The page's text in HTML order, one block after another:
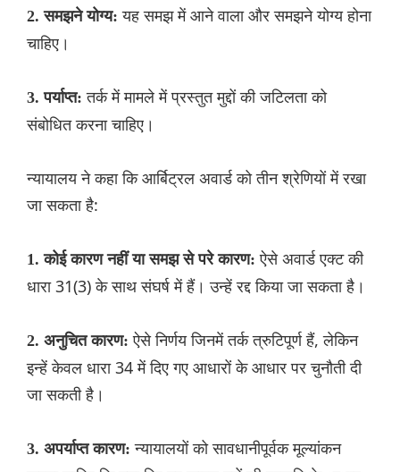
2. समझने योग्य: यह समझ में आने वाला और समझने योग्य होना
चाहिए।
3. पर्याप्त: तर्क में मामले में प्रस्तुत मुद्दों की जटिलता को
संबोधित करना चाहिए।
न्यायालय ने कहा कि आर्बिट्रल अवार्ड को तीन श्रेणियों में रखा
जा सकता है:
1. कोई कारण नहीं या समझ से परे कारण: ऐसे अवार्ड एक्ट की
धारा 31(3) के साथ संघर्ष में हैं। उन्हें रद्द किया जा सकता है।
2. अनुचित कारण:ऐसे निर्णय जिनमें तर्क त्रुटिपूर्ण हैं, लेकिन
इन्हें केवल धारा 34 में दिए गए आधारों के आधार पर चुनौती दी
जा सकती है।
3. अपर्याप्त कारण: न्यायालयों को सावधानीपूर्वक मूल्यांकन